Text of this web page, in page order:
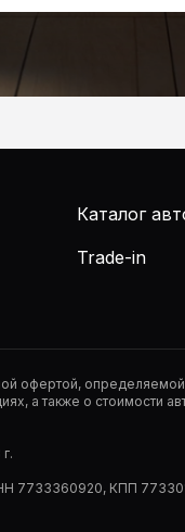
Каталог
Trade-in
офертой,
а также о стоимости
7733360920, КПП